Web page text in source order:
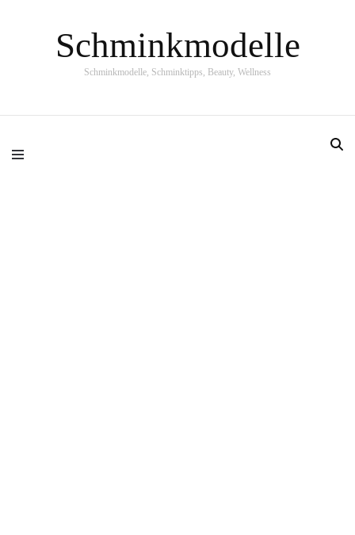
Schminkmodelle
Schminkmodelle, Schminktipps, Beauty, Wellness